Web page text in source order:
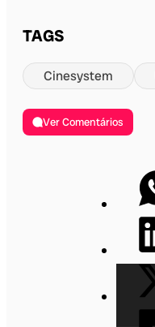
TAGS
Cinesystem
Ver Comentários